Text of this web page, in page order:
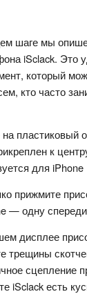
шаге мы
iSclack. Это
который
кто часто
пластиковый
к
для iPhone
прижмите
— одну
дисплее
трещины
сцепление
iSclack есть